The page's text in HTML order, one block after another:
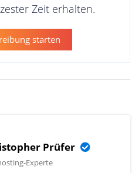
Zeit erhalten.
starten
Prüfer
Experte